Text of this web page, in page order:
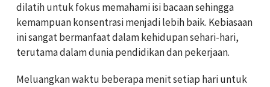
dilatih untuk fokus memahami isi bacaan sehingga
kemampuan konsentrasi menjadi lebih baik. Kebiasaan
ini sangat bermanfaat dalam kehidupan sehari-hari,
terutama dalam dunia pendidikan dan pekerjaan.
Meluangkan waktu beberapa menit setiap hari untuk